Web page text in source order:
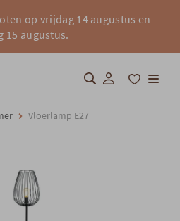
op vrijdag 14 augustus en
15 augustus.
Vloerlamp E27